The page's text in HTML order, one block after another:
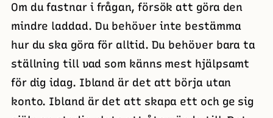
Om du fastnar i frågan, försök att göra den
mindre laddad. Du behöver inte bestämma
hur du ska göra för alltid. Du behöver bara ta
ställning till vad som känns mest hjälpsamt
för dig idag. Ibland är det att börja utan
konto. Ibland är det att skapa ett och ge sig